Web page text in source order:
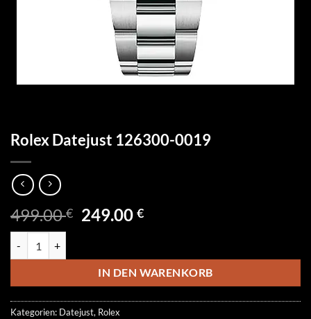
Rolex Datejust 126300-0019
499.00€ Ursprünglicher
499.00 €
249.00€Aktueller
249.00 €.
IN DEN WARENKORB
Kategorien: Datejust, Rolex